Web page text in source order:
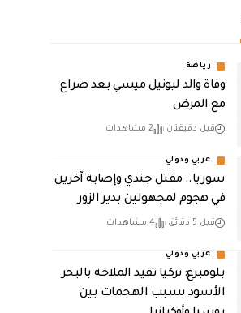
رياضة
وفاة والد ليونيل ميسي بعد صراع
مع المرض
قبل دقيقتان 2 مشاهدات
عربي ودولي
سوريا.. مقتل جندي وإصابة آخرين
في هجوم لمجهولين بدير الزور
قبل 5 دقائق 4 مشاهدات
عربي ودولي
بلومبرغ: تركيا تقيد الملاحة بالبحر
الأسود بسبب الهجمات بين